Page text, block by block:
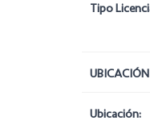
Tipo
Ubicación: